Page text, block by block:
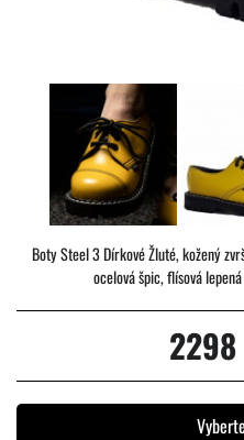
Boty Steel 3 Dírkové Žluté, kožený
ocelová špic, flísová